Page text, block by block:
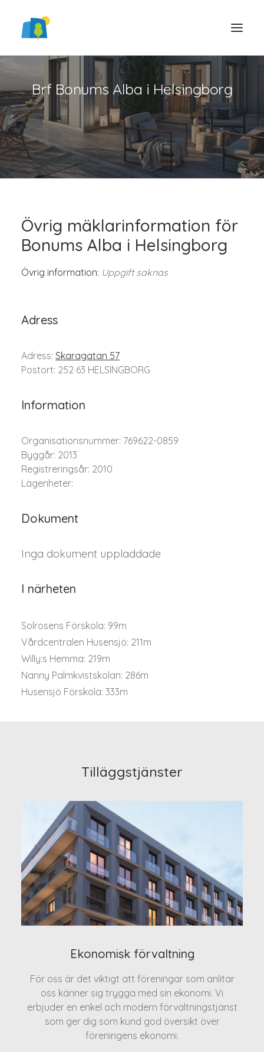
LOGGA IN
Brf Bonums Alba i Helsingborg
Övrig mäklarinformation för
Bonums Alba i Helsingborg
Övrig information: Uppgift saknas
Adress
Adress: Skaragatan 57
Postort: 252 63 HELSINGBORG
Information
Organisationsnummer: 769622-0859
Byggår: 2013
Registreringsår: 2010
Lägenheter:
Dokument
Inga dokument uppladdade
I närheten
Solrosens Förskola: 99m
Vårdcentralen Husensjö: 211m
Willy:s Hemma: 219m
Nanny Palmkvistskolan: 286m
Husensjö Förskola: 333m
Tilläggstjänster
Ekonomisk förvaltning
För oss är det viktigt att föreningar som anlitar
oss känner sig trygga med sin ekonomi. Vi
erbjuder en enkel och modern förvaltningstjänst
som ger dig som kund god översikt över
föreningens ekonomi.